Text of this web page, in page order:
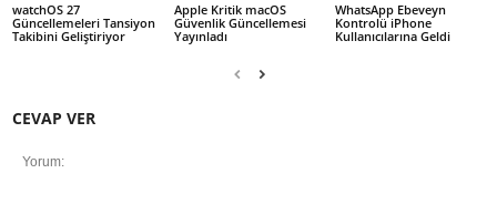
watchOS 27
Güncellemeleri Tansiyon
Takibini Geliştiriyor
Apple Kritik macOS
Güvenlik Güncellemesi
Yayınladı
WhatsApp Ebeveyn
Kontrolü iPhone
Kullanıcılarına Geldi
CEVAP VER